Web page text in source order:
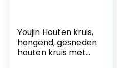
Youjin Houten kruis,
hangend, gesneden
houten kruis met